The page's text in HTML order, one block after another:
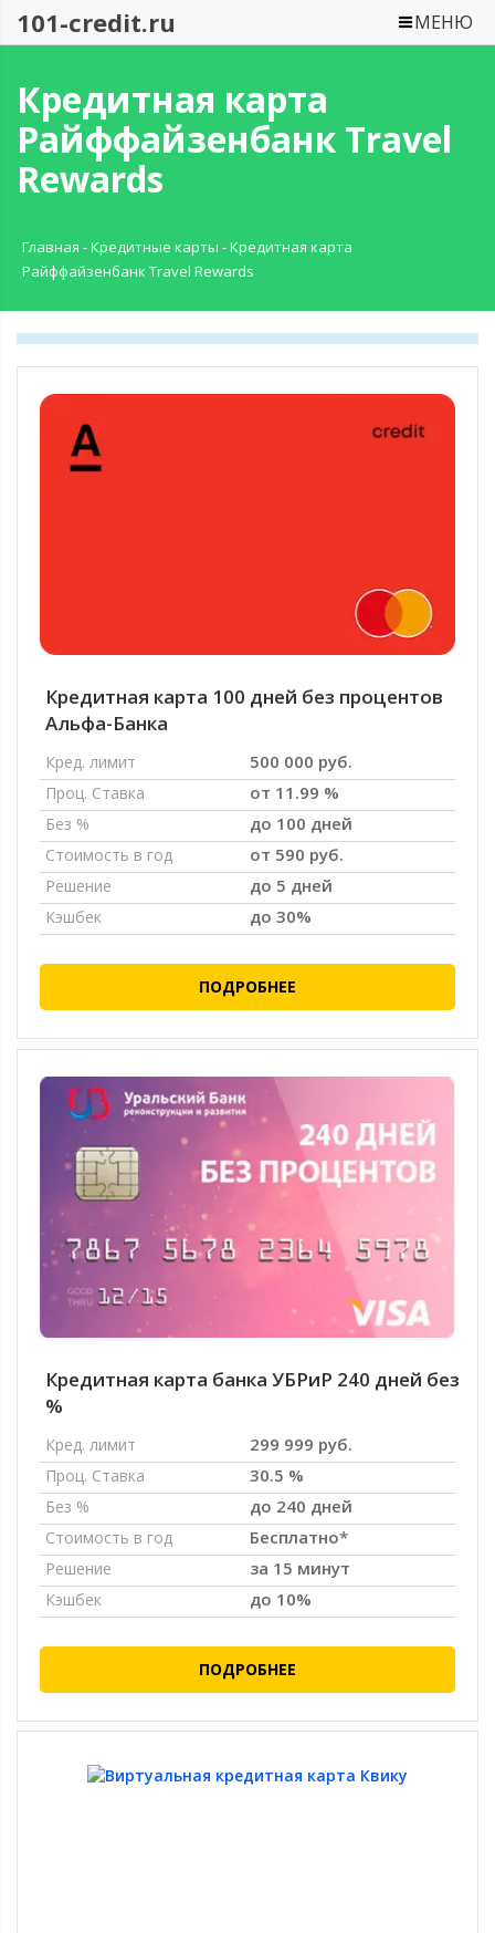
101-credit.ru МЕНЮ
Кредитная карта
Райффайзенбанк Travel
Rewards
Главная -Кредитные карты -Кредитная карта
Райффайзенбанк Travel Rewards
Кредитная карта 100 дней без процентов
Альфа-Банка
Кред. лимит 500 000 руб.
Проц. Ставка от 11.99 %
Без % до 100 дней
Стоимость в год от 590 руб.
Решение до 5 дней
Кэшбек до 30%
ПОДРОБНЕЕ
Кредитная карта банка УБРиР 240 дней без
%
Кред. лимит 299 999 руб.
Проц. Ставка 30.5 %
Без % до 240 дней
Стоимость в год Бесплатно*
Решение за 15 минут
Кэшбек до 10%
ПОДРОБНЕЕ